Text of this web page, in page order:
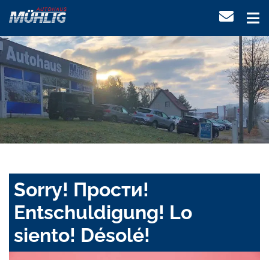
Sorry! Прости!
Entschuldigung! Lo
siento! Désolé!